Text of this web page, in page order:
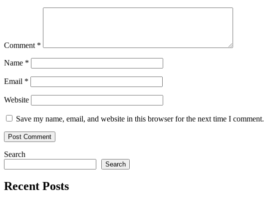
Comment *
Name *
Email *
Website
Save my name, email, and website in this browser for the next time I comment.
Search
Search
Recent Posts